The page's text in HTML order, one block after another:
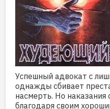
Успешный адвокат с
однажды сбивает
насмерть. Но наказания
благодаря своим